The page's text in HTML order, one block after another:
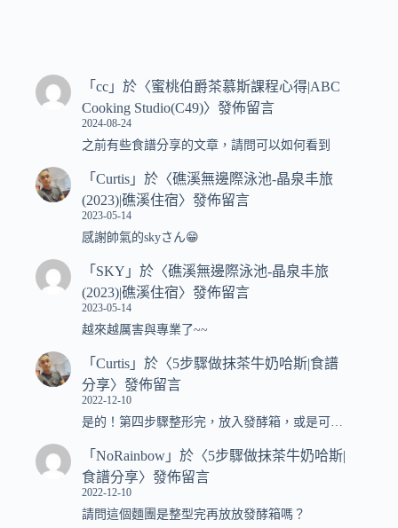
「 cc 」於〈蜜桃伯爵茶慕斯課程心得|ABC
Cooking Studio(C49)〉發佈留言
2024-08-24
之前有些食譜分享的文章，請問可以如何看到
「 Curtis 」於〈礁溪無邊際泳池-晶泉丰旅
(2023)|礁溪住宿〉發佈留言
2023-05-14
感謝帥氣的skyさん😁
「 SKY 」於〈礁溪無邊際泳池-晶泉丰旅
(2023)|礁溪住宿〉發佈留言
2023-05-14
越來越厲害與專業了~~
「 Curtis 」於〈5步驟做抹茶牛奶哈斯|食譜
分享〉發佈留言
2022-12-10
是的！第四步驟整形完，放入發酵箱，或是可…
「 NoRainbow 」於〈5步驟做抹茶牛奶哈斯|
食譜分享〉發佈留言
2022-12-10
請問這個麵團是整型完再放放發酵箱嗎？